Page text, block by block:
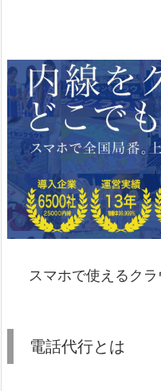
スマホで使えるク
電話代行とは